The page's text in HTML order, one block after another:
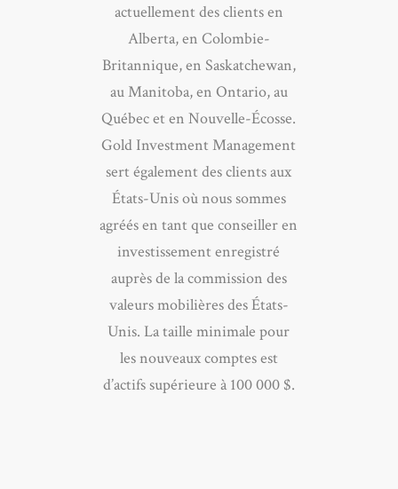
actuellement des clients en
Alberta, en Colombie-
Britannique, en Saskatchewan,
au Manitoba, en Ontario, au
Québec et en Nouvelle-Écosse.
Gold Investment Management
sert également des clients aux
États-Unis où nous sommes
agréés en tant que conseiller en
investissement enregistré
auprès de la commission des
valeurs mobilières des États-
Unis. La taille minimale pour
les nouveaux comptes est
d’actifs supérieure à 100 000 $.